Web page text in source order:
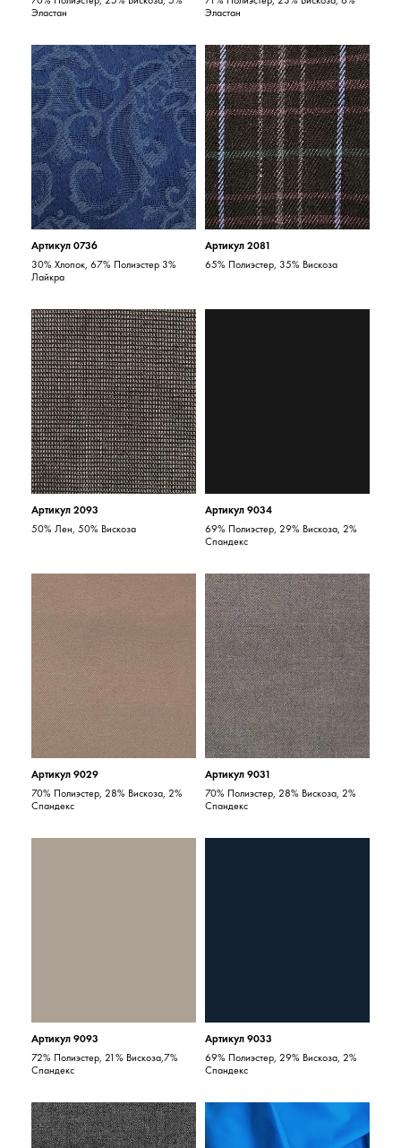
Эластан
Эластан
Артикул 0736
30% Хлопок, 67% Полиэстер 3%
Лайкра
Артикул 2081
65% Полиэстер, 35% Вискоза
Артикул 2093
50% Лен, 50% Вискоза
Артикул 9034
69% Полиэстер, 29% Вискоза, 2%
Спандекс
Артикул 9029
70% Полиэстер, 28% Вискоза, 2%
Спандекс
Артикул 9031
70% Полиэстер, 28% Вискоза, 2%
Спандекс
Артикул 9093
72% Полиэстер, 21% Вискоза,7%
Спандекс
Артикул 9033
69% Полиэстер, 29% Вискоза, 2%
Спандекс